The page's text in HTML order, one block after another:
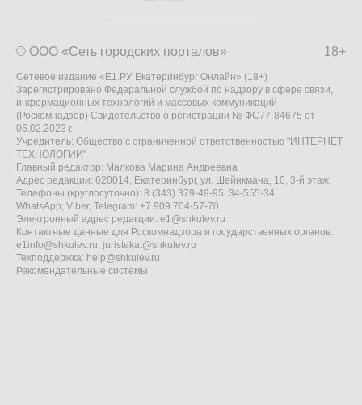
18+
© ООО «Сеть городских порталов»
Сетевое издание «Е1.РУ Екатеринбург Онлайн» (18+)
Зарегистрировано Федеральной службой по надзору в сфере связи,
информационных технологий и массовых коммуникаций
(Роскомнадзор) Свидетельство о регистрации № ФС77-84675 от
06.02.2023 г.
Учредитель: Общество с ограниченной ответственностью "ИНТЕРНЕТ
ТЕХНОЛОГИИ"
Главный редактор: Малкова Марина Андреевна
Адрес редакции: 620014, Екатеринбург, ул. Шейнкмана, 10, 3-й этаж,
Телефоны (круглосуточно): 8 (343) 379-49-95, 34-555-34,
WhatsApp, Viber, Telegram: +7 909 704-57-70
Электронный адрес редакции: e1@shkulev.ru
Контактные данные для Роскомнадзора и государственных органов:
e1info@shkulev.ru, juristekat@shkulev.ru
Техподдержка: help@shkulev.ru
Рекомендательные системы